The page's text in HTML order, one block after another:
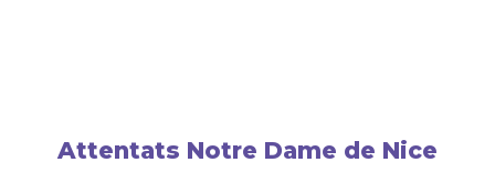
Attentats Notre Dame de Nice